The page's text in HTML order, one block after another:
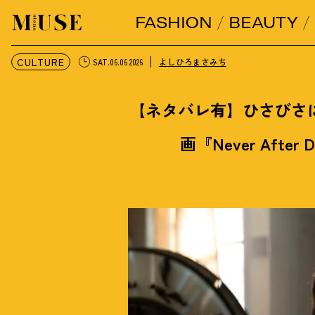
オトナミューズ ウェブFASHION BEAUTY
CULTURE SAT.06.06 2026 よしひろまさみち
【ネタバレ有】ひさび
画『Never After